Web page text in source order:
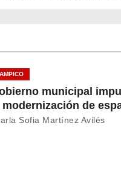
municipal
modernización de
en la ciudad
Sofia Martínez Avilés